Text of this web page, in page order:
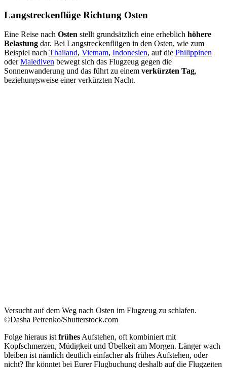
Langstreckenflüge Richtung Osten
Eine Reise nach Osten stellt grundsätzlich eine erheblich höhere
Belastung dar. Bei Langstreckenflügen in den Osten, wie zum
Beispiel nach Thailand, Vietnam, Indonesien, auf die Philippinen
oderMalediven bewegt sich das Flugzeug gegen die
Sonnenwanderung und das führt zu einem verkürzten Tag,
beziehungsweise einer verkürzten Nacht.
Versucht auf dem Weg nach Osten im Flugzeug zu schlafen.
©Dasha Petrenko/Shutterstock.com
Folge hieraus ist frühes Aufstehen, oft kombiniert mit
Kopfschmerzen, Müdigkeit und Übelkeit am Morgen. Länger wach
bleiben ist nämlich deutlich einfacher als frühes Aufstehen, oder
nicht? Ihr könntet bei Eurer Flugbuchung deshalb auf die Flugzeiten